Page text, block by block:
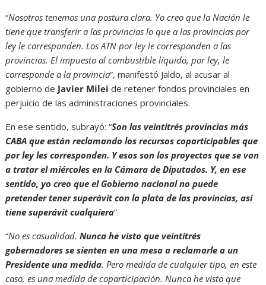
“Nosotros tenemos una postura clara. Yo creo que la Nación le
tiene que transferir a las provincias lo que a las provincias por
ley le corresponden. Los ATN por ley le corresponden a las
provincias. El impuesto al combustible líquido, por ley, le
corresponde a la provincia”, manifestó Jaldo, al acusar al
gobierno de Javier Milei de retener fondos provinciales en
perjuicio de las administraciones provinciales.
En ese sentido, subrayó: “Son las veintitrés provincias más
CABA que están reclamando los recursos coparticipables que
por ley les corresponden. Y esos son los proyectos que se van
a tratar el miércoles en la Cámara de Diputados. Y, en ese
sentido, yo creo que el Gobierno nacional no puede
pretender tener superávit con la plata de las provincias, así
tiene superávit cualquiera”.
“No es casualidad.Nunca he visto que veintitrés
gobernadores se sienten en una mesa a reclamarle a un
Presidente una medida. Pero medida de cualquier tipo, en este
caso, es una medida de coparticipación. Nunca he visto que